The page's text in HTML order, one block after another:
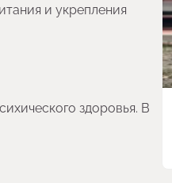
и укрепления
здоровья. В